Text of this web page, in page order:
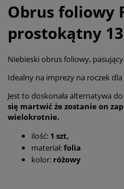
Obrus foliowy
prostokątny
Niebieski obrus foliowy,
Idealny na imprezy na roczek
Jest to doskonała alternatywa
się martwić że zostanie on
wielokrotnie.
ilość: 1 szt,
materiał:folia
kolor: różowy